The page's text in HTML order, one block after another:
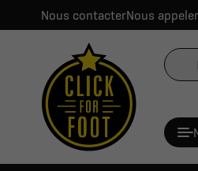
Nous contacterNous appeler